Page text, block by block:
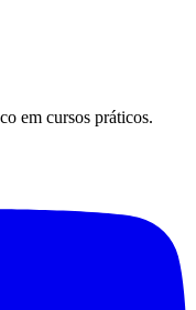
em cursos práticos.